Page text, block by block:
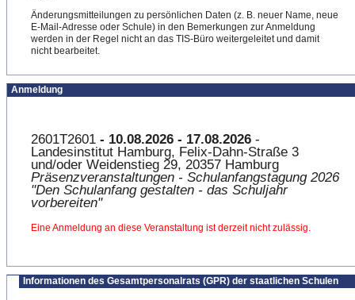
Änderungsmitteilungen zu persönlichen Daten (z. B. neuer Name, neue
E-Mail-Adresse oder Schule) in den Bemerkungen zur Anmeldung
werden in der Regel nicht an das TIS-Büro weitergeleitet und damit
nicht bearbeitet.
Anmeldung
2601T2601 - 10.08.2026 - 17.08.2026 -
Landesinstitut Hamburg, Felix-Dahn-Straße 3
und/oder Weidenstieg 29, 20357 Hamburg
Präsenzveranstaltungen - Schulanfangstagung 2026
"Den Schulanfang gestalten - das Schuljahr
vorbereiten"
Eine Anmeldung an diese Veranstaltung ist derzeit nicht zulässig.
Informationen des Gesamtpersonalrats (GPR) der staatlichen Schulen